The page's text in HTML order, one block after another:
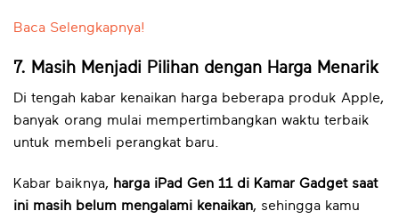
Baca Selengkapnya!
7. Masih Menjadi Pilihan dengan Harga Menarik
Di tengah kabar kenaikan harga beberapa produk Apple,
banyak orang mulai mempertimbangkan waktu terbaik
untuk membeli perangkat baru.
Kabar baiknya, harga iPad Gen 11 di Kamar Gadget saat
ini masih belum mengalami kenaikan, sehingga kamu